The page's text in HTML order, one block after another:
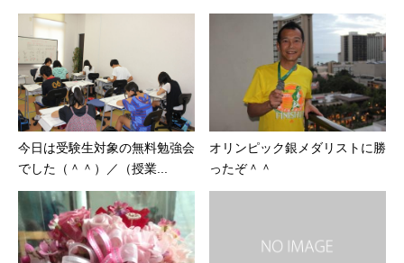
今日は受験生対象の無料勉強会
でした（＾＾）／（授業...
オリンピック銀メダリストに勝
ったぞ＾＾